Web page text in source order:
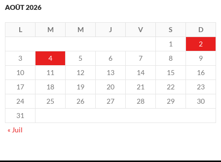
AOÛT 2026
L M M J V S
D
1
2
3
4 5 6 7 8
9
10
11 12 13 14 15
16
17
18 19 20 21 22
23
24
25 26 27 28 29
30
31
« Juil